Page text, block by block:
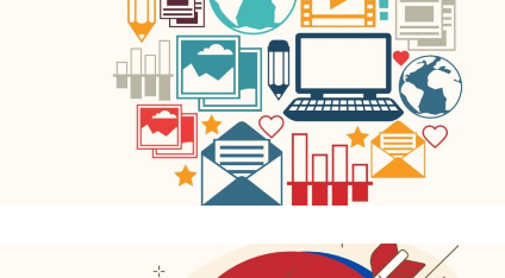
Notre mission est de renforcer la communication et
Site web, réseaux sociaux et chroniques radio améliorent la
Nous organisons également des événements phares
semaine et la fête de la randonnée, soutenus par nos
partenaires.